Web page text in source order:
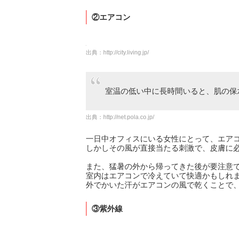
②エアコン
出典： http://city.living.jp/
室温の低い中に長時間いると、肌の保
出典： http://net.pola.co.jp/
一日中オフィスにいる女性にとって、エア
しかしその風が直接当たる刺激で、皮膚に
また、猛暑の外から帰ってきた後が要注意で
室内はエアコンで冷えていて快適かもしれ
外でかいた汗がエアコンの風で乾くことで
③紫外線